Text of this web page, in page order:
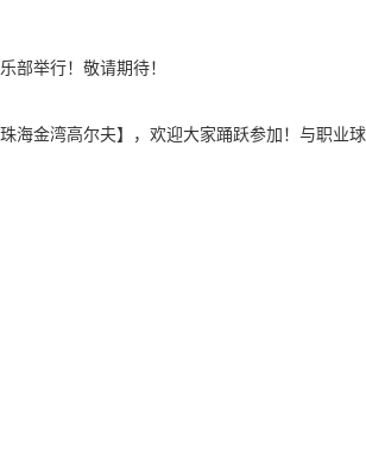
部举行！敬请期待！
海金湾高尔夫】，欢迎大家踊跃参加！与职业